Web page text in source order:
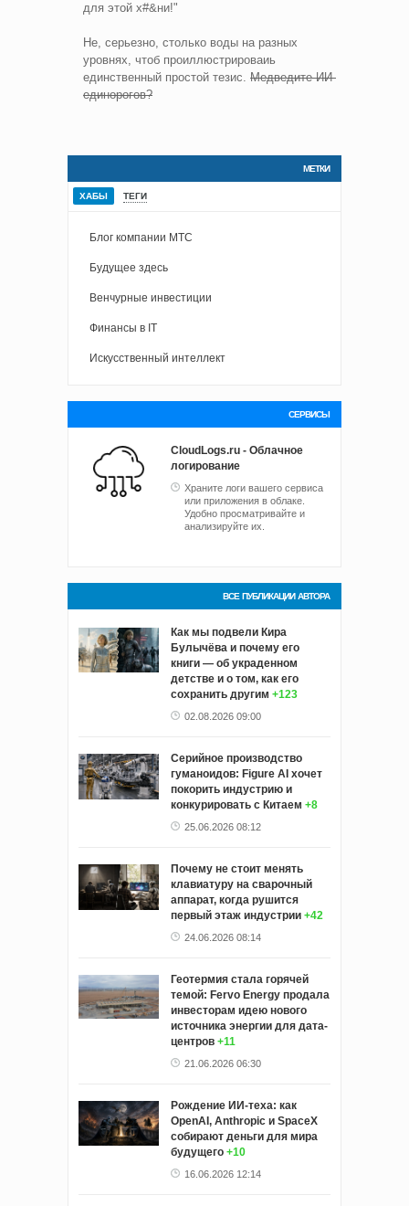
для этой х#&ни!"
Не, серьезно, столько воды на разных
уровнях, чтоб проиллюстрироваиь
единственный простой тезис. Медведите ИИ-
единорогов?
МЕТКИ
ХАБЫ ТЕГИ
Блог компании МТС
Будущее здесь
Венчурные инвестиции
Финансы в IT
Искусственный интеллект
СЕРВИСЫ
CloudLogs.ru - Облачное
логирование
Храните логи вашего сервиса
или приложения в облаке.
Удобно просматривайте и
анализируйте их.
ВСЕ ПУБЛИКАЦИИ АВТОРА
Как мы подвели Кира
Булычёва и почему его
книги — об украденном
детстве и о том, как его
сохранить другим +123
02.08.2026 09:00
Серийное производство
гуманоидов: Figure AI хочет
покорить индустрию и
конкурировать с Китаем +8
25.06.2026 08:12
Почему не стоит менять
клавиатуру на сварочный
аппарат, когда рушится
первый этаж индустрии +42
24.06.2026 08:14
Геотермия стала горячей
темой: Fervo Energy продала
инвесторам идею нового
источника энергии для дата-
центров +11
21.06.2026 06:30
Рождение ИИ-теха: как
OpenAI, Anthropic и SpaceX
собирают деньги для мира
будущего +10
16.06.2026 12:14